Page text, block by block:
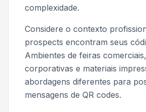
complexidade.
Considere o contexto
prospects encontram seus
Ambientes de feiras
corporativas e materiais
abordagens diferentes para
mensagens de QR codes.